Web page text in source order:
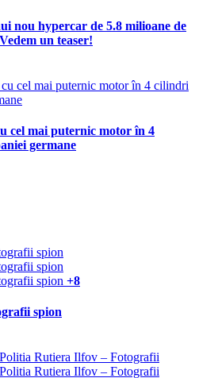
nou hypercar de 5.8 milioane de
un teaser!
cel mai puternic motor în 4
germane
+8
spion